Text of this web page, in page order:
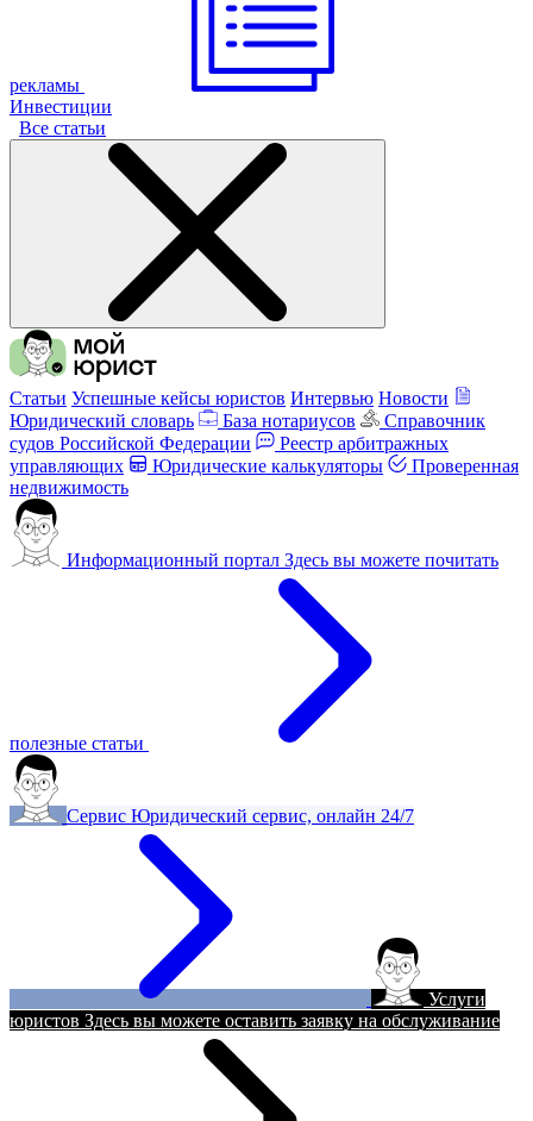
рекламы
Инвестиции
Все статьи
Статьи Успешные кейсы юристов Интервью Новости
Юридический словарь
База нотариусов
Справочник
судов Российской Федерации
Реестр арбитражных
управляющих
Юридические калькуляторы
Проверенная
недвижимость
Информационный портал Здесь вы можете почитать
полезные статьи
Сервис Юридический сервис, онлайн 24/7
Услуги
юристов Здесь вы можете оставить заявку на обслуживание